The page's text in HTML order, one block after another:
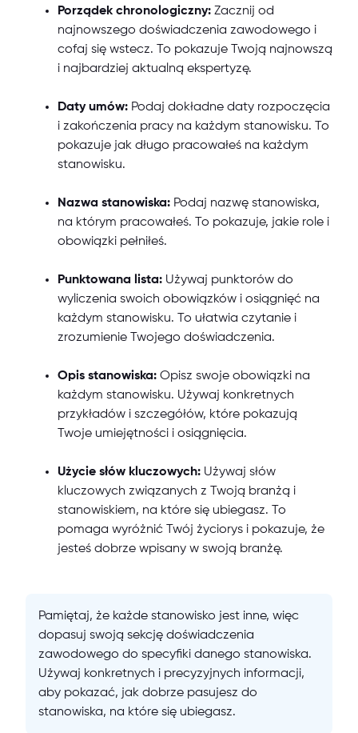
Porządek chronologiczny: Zacznij od
najnowszego doświadczenia zawodowego i
cofaj się wstecz. To pokazuje Twoją najnowszą
i najbardziej aktualną ekspertyzę.
Daty umów: Podaj dokładne daty rozpoczęcia
i zakończenia pracy na każdym stanowisku. To
pokazuje jak długo pracowałeś na każdym
stanowisku.
Nazwa stanowiska: Podaj nazwę stanowiska,
na którym pracowałeś. To pokazuje, jakie role i
obowiązki pełniłeś.
Punktowana lista: Używaj punktorów do
wyliczenia swoich obowiązków i osiągnięć na
każdym stanowisku. To ułatwia czytanie i
zrozumienie Twojego doświadczenia.
Opis stanowiska: Opisz swoje obowiązki na
każdym stanowisku. Używaj konkretnych
przykładów i szczegółów, które pokazują
Twoje umiejętności i osiągnięcia.
Użycie słów kluczowych: Używaj słów
kluczowych związanych z Twoją branżą i
stanowiskiem, na które się ubiegasz. To
pomaga wyróżnić Twój życiorys i pokazuje, że
jesteś dobrze wpisany w swoją branżę.
Pamiętaj, że każde stanowisko jest inne, więc
dopasuj swoją sekcję doświadczenia
zawodowego do specyfiki danego stanowiska.
Używaj konkretnych i precyzyjnych informacji,
aby pokazać, jak dobrze pasujesz do
stanowiska, na które się ubiegasz.